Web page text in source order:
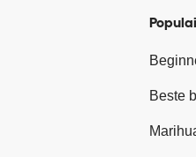
Beste